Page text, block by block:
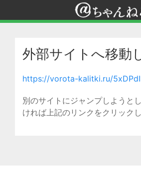
外部サイトへ移動
https://vorota-kalitki.ru/
別のサイトにジャンプしようと
ければ上記のリンクをクリック